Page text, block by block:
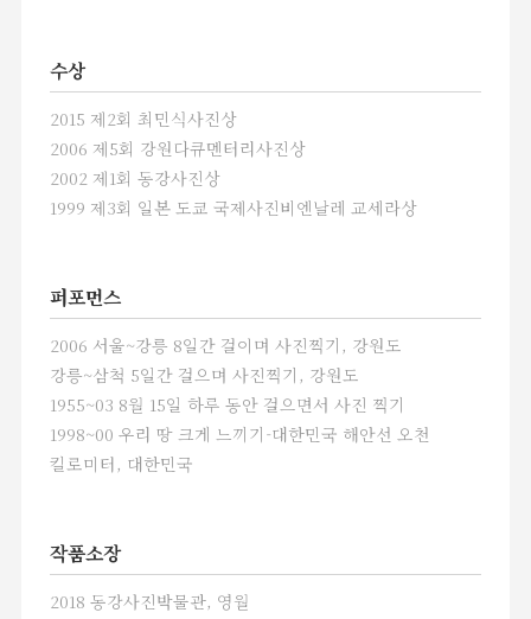
방식을 발견했다는데 큰 의의가 있다. 다중
노출 프로젝트 또한 그의 실험적인 작업
정신을 만나 볼 수 있는 좋은 작업들이다.
삶과 죽음에 대한 고민의 흔적, 그리고
사람들과 사회를 한 화면 속에 겹쳐
2. 새로운 방향으로의 모색_Paul
Rho,최은주
최광호 작가와 함께 선보이는 Paul Rho,
최은주 작가는 사진 매체의 새로운
방향으로의 모색을 이야기 할 수 있다.
1. "Wheel of life"_Kwangho
수상
2015 제2회 최민식사진상
2006 제5회 강원다큐멘터리사진상
2002 제1회 동강사진상
1999 제3회 일본 도쿄 국제사진비엔날레 교세라상
퍼포먼스
2006 서울~강릉 8일간 걸이며 사진찍기, 강원도
강릉~삼척 5일간 걸으며 사진찍기, 강원도
1955~03 8월 15일 하루 동안 걸으면서 사진 찍기
1998~00 우리 땅 크게 느끼기-대한민국 해안선 오천
킬로미터, 대한민국
작품소장
2018 동강사진박물관, 영월